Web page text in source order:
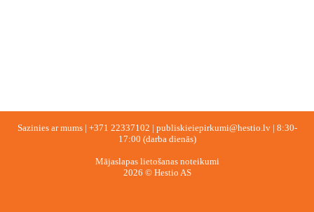
Sazinies ar mums | +371 22337102 | publiskieiepirkumi@hestio.lv| 8:30-
17:00 (darba dienās)
Mājaslapas lietošanas noteikumi
2026 © Hestio AS